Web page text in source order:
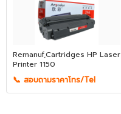
Remanuf,Cartridges HP Laser
Printer 1150
📞 สอบถามราคาโทร/Tel